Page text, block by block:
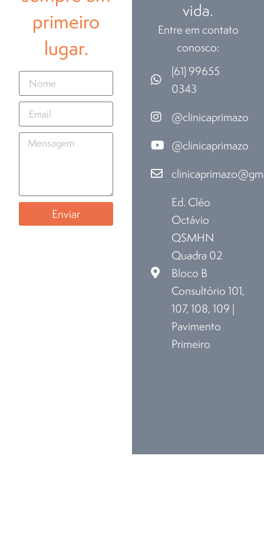
primeiro
lugar.
Enviar
vida.
Entre em contato
conosco:
(61) 99655
0343
@clinicaprimazo
@clinicaprimazo
Ed. Cléo
Octávio
QSMHN
Quadra 02
Bloco B
Consultório 101,
107, 108, 109 |
Pavimento
Primeiro